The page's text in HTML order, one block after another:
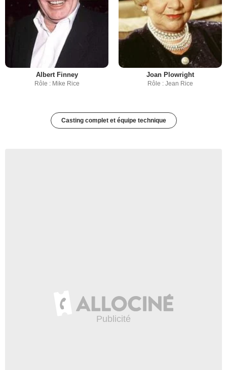
Albert Finney
Rôle : Mike Rice
Joan Plowright
Rôle : Jean Rice
Casting complet et équipe technique